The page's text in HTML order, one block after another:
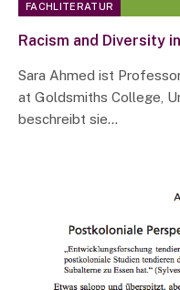
FACHLITERATUR
Racism and Diversity
Sara Ahmed ist
at Goldsmiths College,
beschreibt sie…